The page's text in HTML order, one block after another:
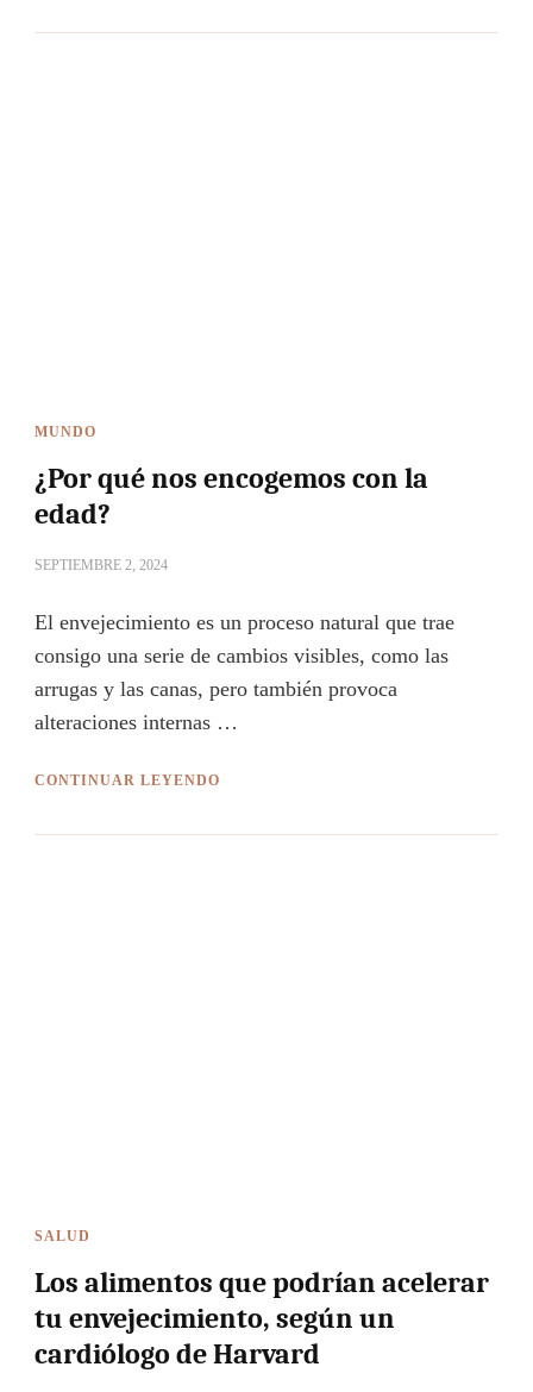
MUNDO
¿Por qué nos encogemos con la
edad?
SEPTIEMBRE 2, 2024
El envejecimiento es un proceso natural que trae
consigo una serie de cambios visibles, como las
arrugas y las canas, pero también provoca
alteraciones internas …
CONTINUAR LEYENDO
SALUD
Los alimentos que podrían acelerar
tu envejecimiento, según un
cardiólogo de Harvard